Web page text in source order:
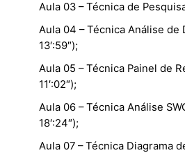
Aula 03 – Técnica de
Aula 04 – Técnica Análise de
13′:59″);
Aula 05 – Técnica Painel de
11′:02″);
Aula 06 – Técnica Análise
18′:24″);
Aula 07 – Técnica Diagrama